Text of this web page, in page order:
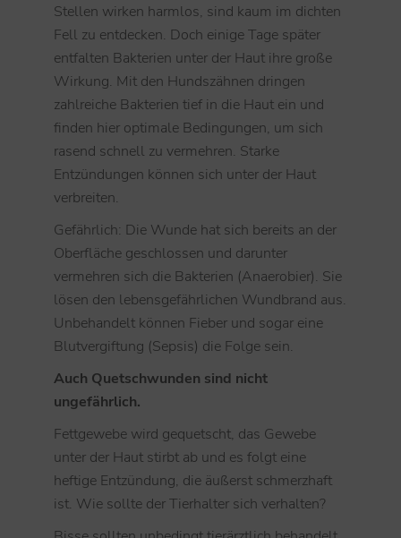
Stellen wirken harmlos, sind kaum im dichten
Fell zu entdecken. Doch einige Tage später
entfalten Bakterien unter der Haut ihre große
Wirkung. Mit den Hundszähnen dringen
zahlreiche Bakterien tief in die Haut ein und
finden hier optimale Bedingungen, um sich
rasend schnell zu vermehren. Starke
Entzündungen können sich unter der Haut
verbreiten.
Gefährlich: Die Wunde hat sich bereits an der
Oberfläche geschlossen und darunter
vermehren sich die Bakterien (Anaerobier). Sie
lösen den lebensgefährlichen Wundbrand aus.
Unbehandelt können Fieber und sogar eine
Blutvergiftung (Sepsis) die Folge sein.
Auch Quetschwunden sind nicht
ungefährlich.
Fettgewebe wird gequetscht, das Gewebe
unter der Haut stirbt ab und es folgt eine
heftige Entzündung, die äußerst schmerzhaft
ist. Wie sollte der Tierhalter sich verhalten?